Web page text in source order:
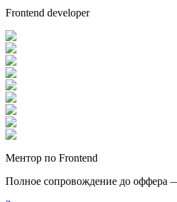
Frontend developer
Ментор по Frontend
Полное сопровождение до оффера —